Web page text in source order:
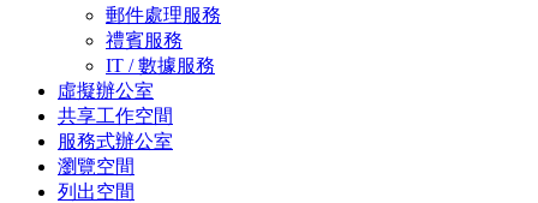
郵件處理服務
禮賓服務
IT / 數據服務
虛擬辦公室
共享工作空間
服務式辦公室
瀏覽空間
列出空間